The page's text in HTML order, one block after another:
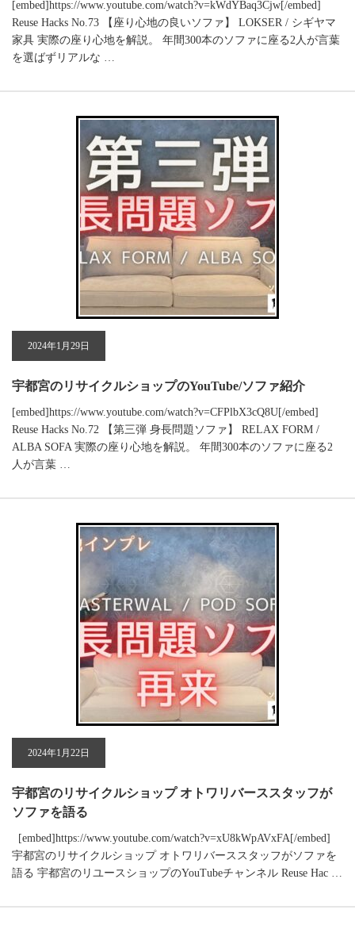
[embed]https://www.youtube.com/watch?v=kWdYBaq3Cjw[/embed]
Reuse Hacks No.73 【座り心地の良いソファ】 LOKSER / シギヤマ
家具 実際の座り心地を解説。 年間300本のソファに座る2人が言葉
を選ばずリアルな …
2024年1月29日
宇都宮のリサイクルショップのYouTube/ソファ紹介
[embed]https://www.youtube.com/watch?v=CFPlbX3cQ8U[/embed]
Reuse Hacks No.72 【第三弾 身長問題ソファ】 RELAX FORM /
ALBA SOFA 実際の座り心地を解説。 年間300本のソファに座る2
人が言葉 …
2024年1月22日
宇都宮のリサイクルショップ オトワリバーススタッフが
ソファを語る
[embed]https://www.youtube.com/watch?v=xU8kWpAVxFA[/embed]
宇都宮のリサイクルショップ オトワリバーススタッフがソファを
語る 宇都宮のリユースショップのYouTubeチャンネル Reuse Hac …